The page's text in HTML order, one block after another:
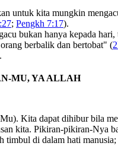
untuk kita mungkin
; Pengkh 7:17).
bukan hanya kepada
berbalik dan bertobat" (
MU, YA ALLAH
Kita dapat dihibur bila
kita. Pikiran-pikiran-
timbul di dalam hati